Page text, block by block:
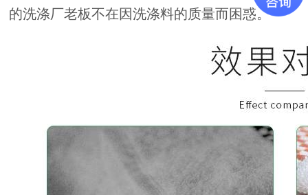
的洗涤厂老板不在因洗涤料的质量而困惑。